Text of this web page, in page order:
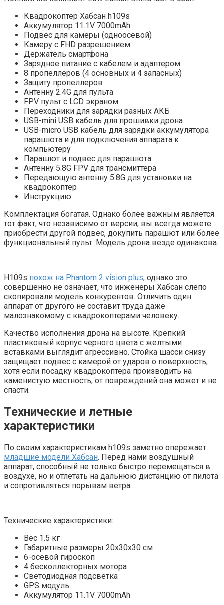
Квадрокоптер Хабсан h109s
Аккумулятор 11.1V 7000mAh
Подвес для камеры (одноосевой)
Камеру с FHD разрешением
Держатель смартфона
Зарядное питание с кабелем и адаптером
8 пропеллеров (4 основных и 4 запасных)
Защиту пропеллеров
Антенну 2.4G для пульта
FPV пульт с LCD экраном
Переходники для зарядки разных АКБ
USB-mini USB кабель для прошивки дрона
USB-micro USB кабель для зарядки аккумулятора
парашюта и для подключения аппарата к
компьютеру
Парашют и подвес для парашюта
Антенну 5.8G FPV для трансмиттера
Передающую антенну 5.8G для установки на
квадрокоптер
Инструкцию
Комплектация богатая. Однако более важным является
тот факт, что независимо от версии, вы всегда можете
приобрести другой подвес, докупить парашют или более
функциональный пульт. Модель дрона везде одинакова.
H109s похож на Phantom 2 vision plus, однако это
совершенно не означает, что инженеры Хабсан слепо
скопировали модель конкурентов. Отличить один
аппарат от другого не составит труда даже
малознакомому с квадрокоптерами человеку.
Качество исполнения дрона на высоте. Крепкий
пластиковый корпус черного цвета с желтыми
вставками выглядит агрессивно. Стойка шасси снизу
защищает подвес с камерой от ударов о поверхность,
хотя если посадку квадрокоптера производить на
каменистую местность, от повреждений она может и не
спасти.
Технические и летные
характеристики
По своим характеристикам h109s заметно опережает
младшие модели Хабсан. Перед нами воздушный
аппарат, способный не только быстро перемещаться в
воздухе, но и отлетать на дальнюю дистанцию от пилота
и сопротивляться порывам ветра.
Технические характеристики:
Вес 1.5 кг
Габаритные размеры 20х30х30 см
6-осевой гироскоп
4 бесколлекторных мотора
Светодиодная подсветка
GPS модуль
Аккумулятор 11.1V 7000mAh